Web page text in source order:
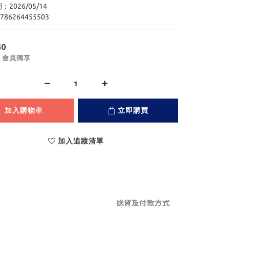
：2026/05/14
會員獨享
加入購物車 立即購買
加入追蹤清單
送貨及付款方式